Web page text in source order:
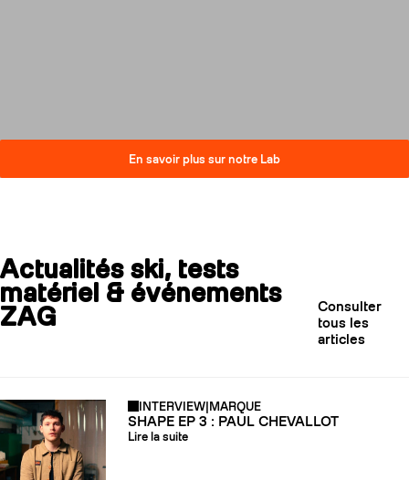
En savoir plus sur notre Lab
Actualités ski, tests
matériel & événements
ZAG
Consulter
tous les
articles
INTERVIEW|MARQUE
SHAPE EP 3 : PAUL CHEVALLOT
Lire la suite